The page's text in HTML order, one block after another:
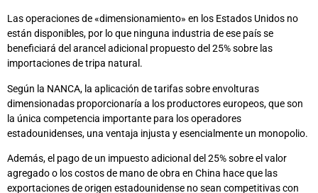
Las operaciones de «dimensionamiento» en los Estados Unidos no
están disponibles, por lo que ninguna industria de ese país se
beneficiará del arancel adicional propuesto del 25% sobre las
importaciones de tripa natural.
Según la NANCA, la aplicación de tarifas sobre envolturas
dimensionadas proporcionaría a los productores europeos, que son
la única competencia importante para los operadores
estadounidenses, una ventaja injusta y esencialmente un monopolio.
Además, el pago de un impuesto adicional del 25% sobre el valor
agregado o los costos de mano de obra en China hace que las
exportaciones de origen estadounidense no sean competitivas con